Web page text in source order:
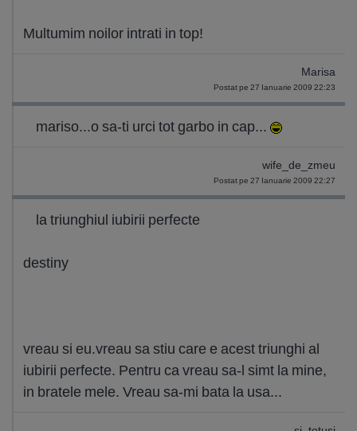
Multumim noilor intrati in top!
Marisa
Postat pe 27 Ianuarie 2009 22:23
mariso...o sa-ti urci tot garbo in cap...
wife_de_zmeu
Postat pe 27 Ianuarie 2009 22:27
la triunghiul iubirii perfecte
destiny
vreau si eu.vreau sa stiu care e acest triunghi al
iubirii perfecte. Pentru ca vreau sa-l simt la mine,
in bratele mele. Vreau sa-mi bata la usa...